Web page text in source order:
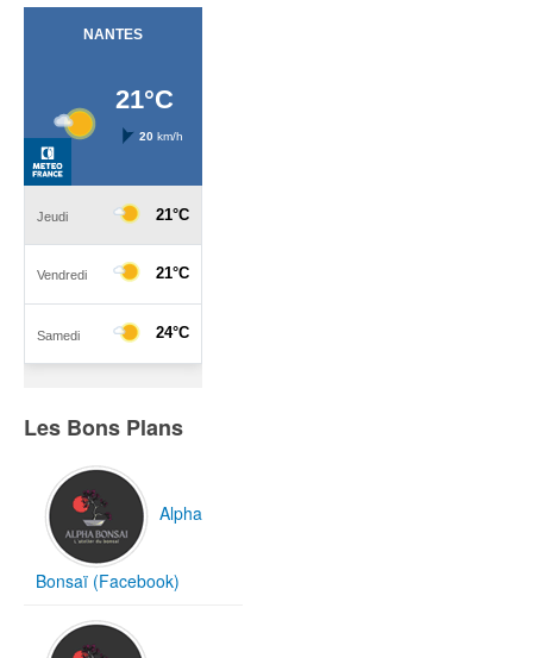
Les Bons Plans
Alpha
Bonsaï (Facebook)